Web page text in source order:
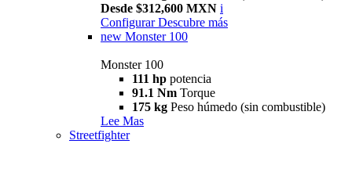
Desde $312,600 MXN i
Configurar Descubre más
new Monster 100
Monster 100
111 hp potencia
91.1 Nm Torque
175 kg Peso húmedo (sin combustible)
Lee Mas
Streetfighter